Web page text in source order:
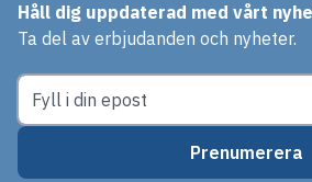
Håll dig uppdaterad med vårt
Ta del av erbjudanden och nyheter.
Prenumerera